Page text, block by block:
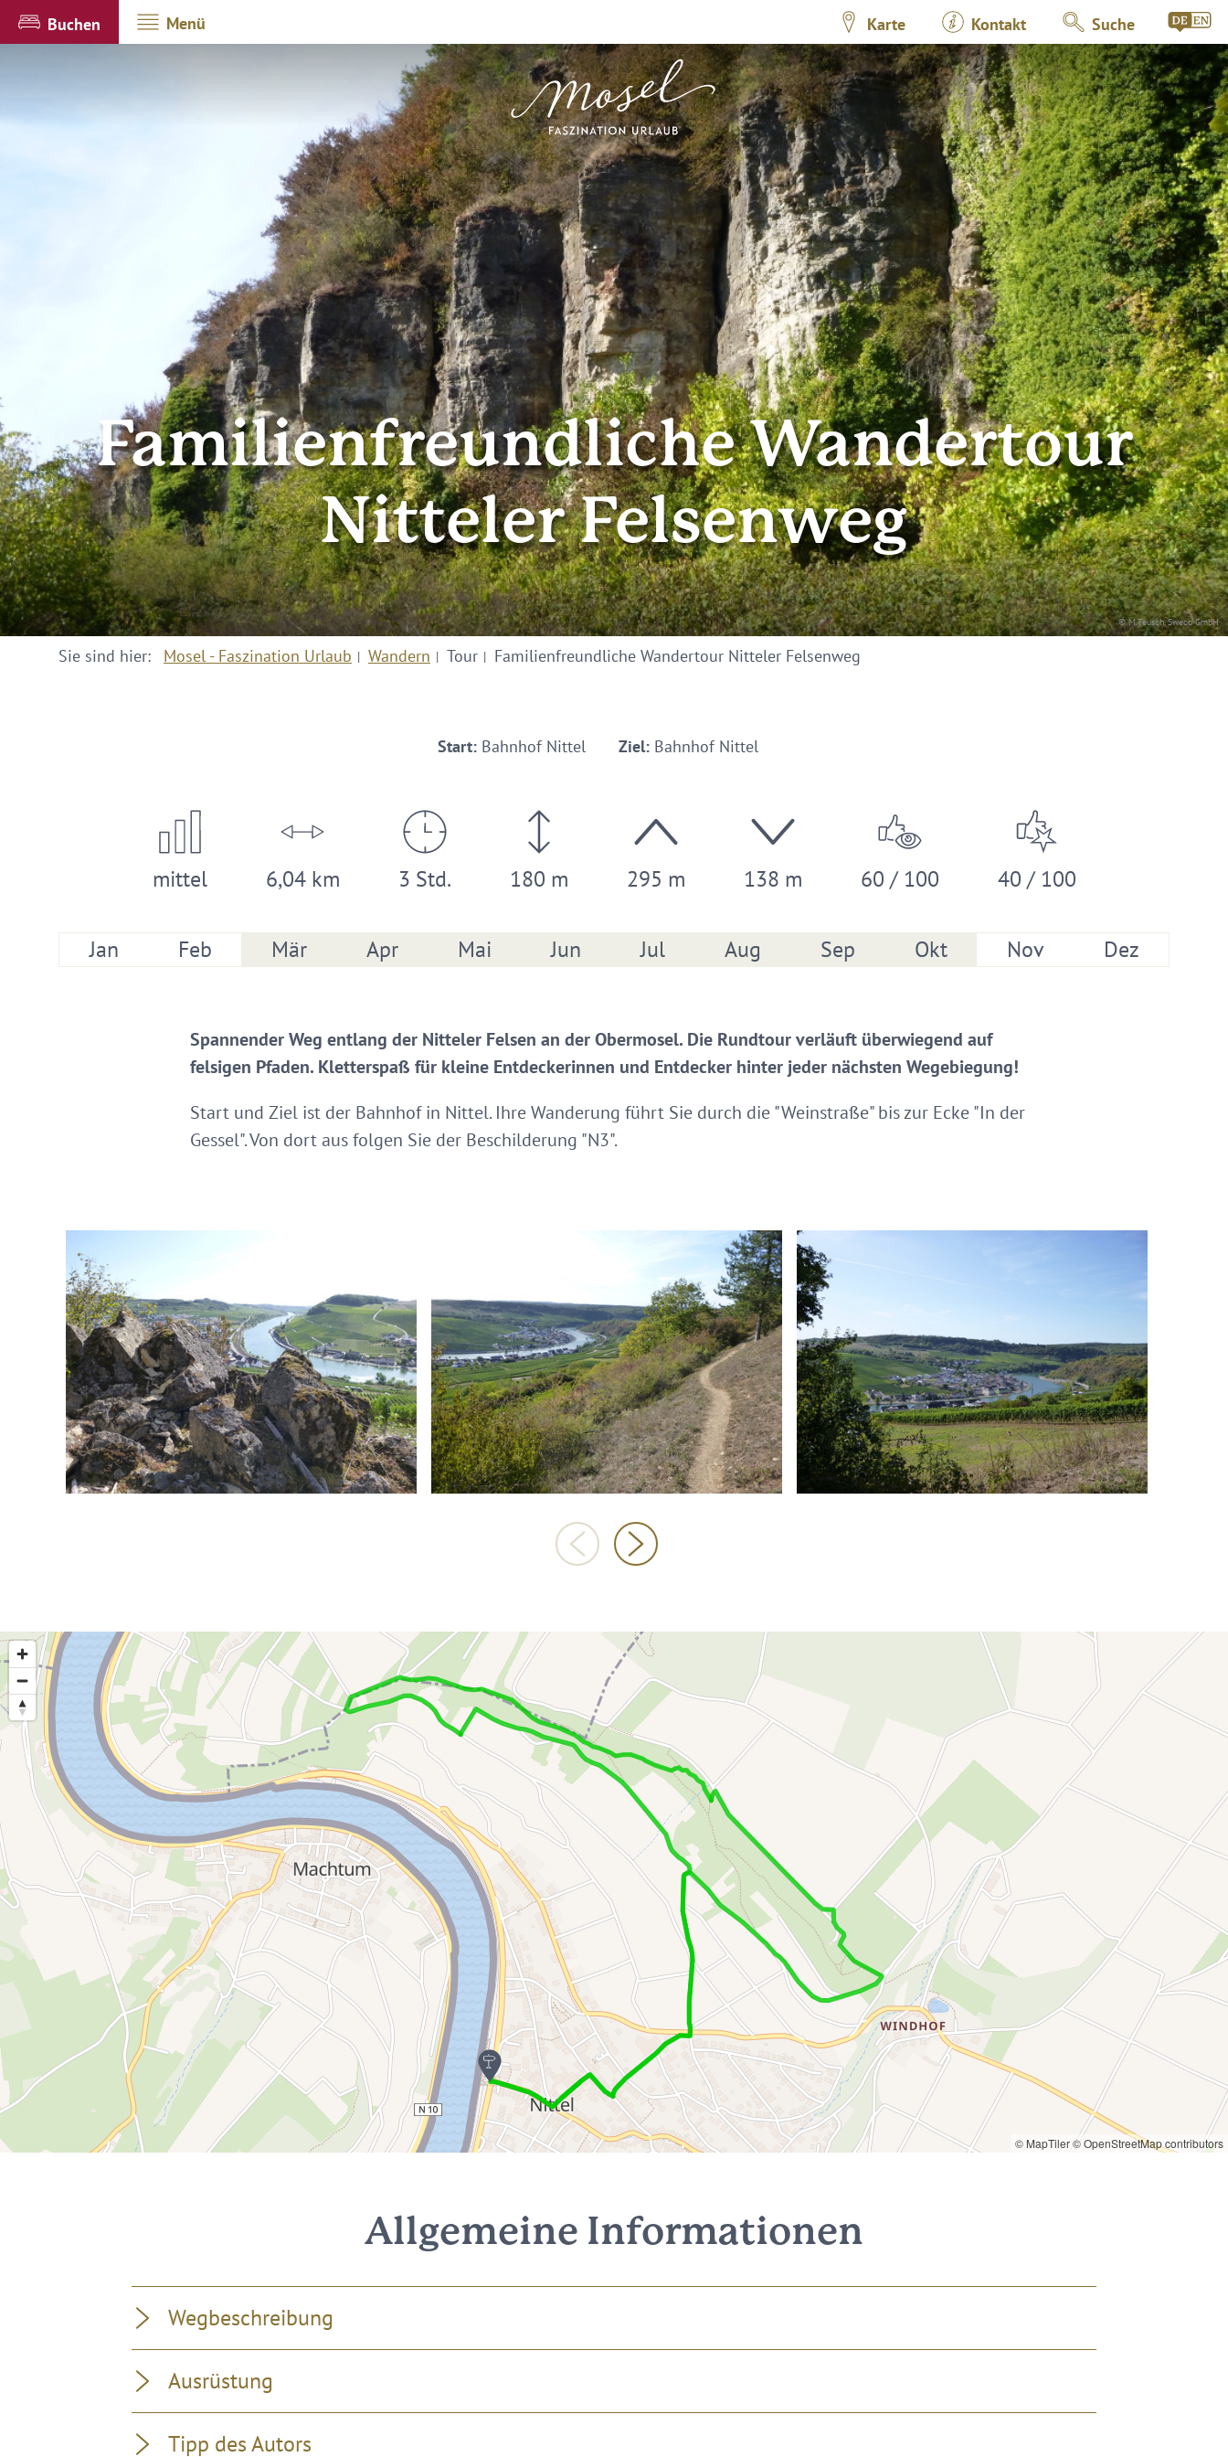
Buchen Menü Karte Kontakt Suche
© M.Teusch, Sweco GmbH
Familienfreundliche Wandertour
Nitteler Felsenweg
Sie sind hier: Mosel - Faszination Urlaub Wandern Tour Familienfreundliche Wandertour Nitteler Felsenweg
Start:Bahnhof Nittel Ziel:Bahnhof Nittel
mittel 6,04 km 3 Std. 180 m 295 m 138 m 60 / 100 40 / 100
Jan Feb Mär Apr Mai Jun Jul Aug Sep Okt Nov Dez
Spannender Weg entlang der Nitteler Felsen an der Obermosel. Die Rundtour verläuft überwiegend auf
felsigen Pfaden. Kletterspaß für kleine Entdeckerinnen und Entdecker hinter jeder nächsten Wegebiegung!
Start und Ziel ist der Bahnhof in Nittel. Ihre Wanderung führt Sie durch die "Weinstraße" bis zur Ecke "In der
Gessel". Von dort aus folgen Sie der Beschilderung "N3".
© MapTiler© OpenStreetMap contributors
Allgemeine Informationen
Wegbeschreibung
Ausrüstung
Tipp des Autors